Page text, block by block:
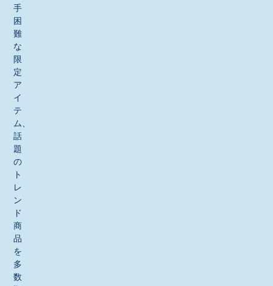
手
困
難
な
限
定
ア
イ
テ
ム、
話
題
の
ト
レ
ン
ド
商
品
を
多
数